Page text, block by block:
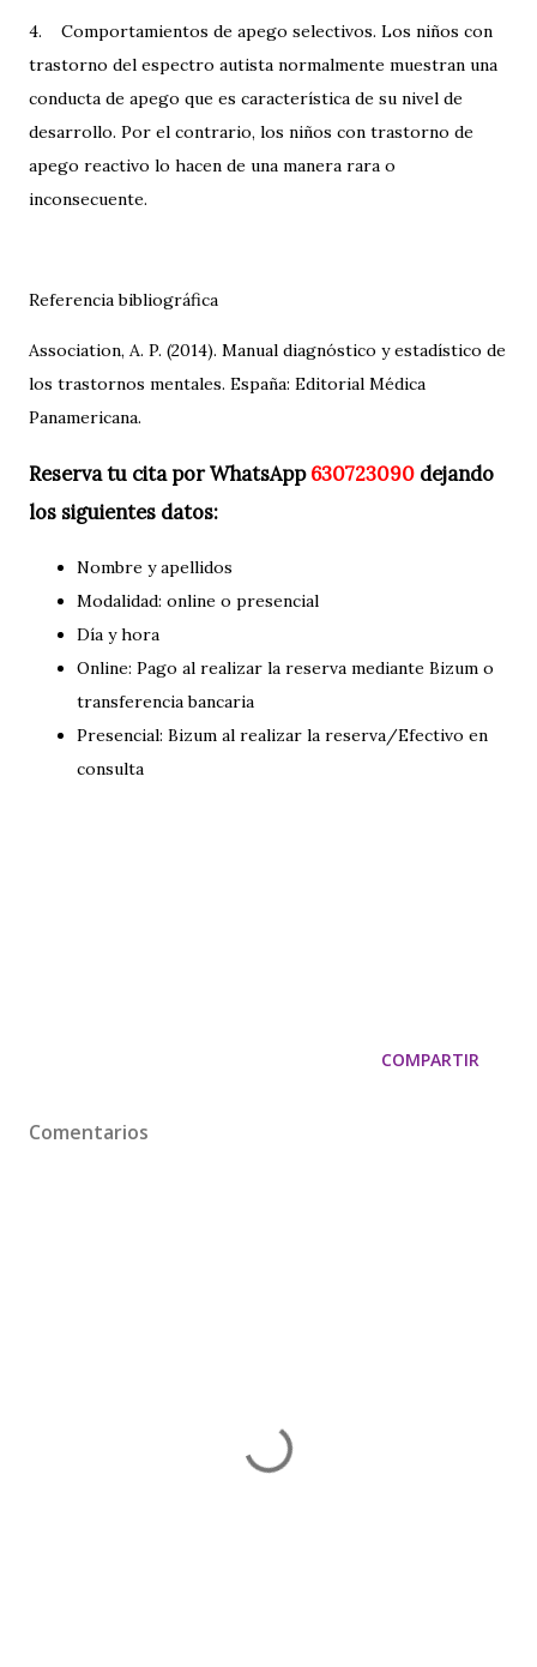
4. Comportamientos de apego selectivos. Los niños con
trastorno del espectro autista normalmente muestran una
conducta de apego que es característica de su nivel de
desarrollo. Por el contrario, los niños con trastorno de
apego reactivo lo hacen de una manera rara o
inconsecuente.
Referencia bibliográfica
Association, A. P. (2014). Manual diagnóstico y estadístico de
los trastornos mentales. España: Editorial Médica
Panamericana.
Reserva tu cita por WhatsApp 630723090 dejando
los siguientes datos:
Nombre y apellidos
Modalidad: online o presencial
Día y hora
Online: Pago al realizar la reserva mediante Bizum o
transferencia bancaria
Presencial: Bizum al realizar la reserva/Efectivo en
consulta
COMPARTIR
Comentarios